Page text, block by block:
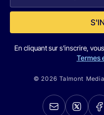
En cliquant sur s'inscrire,
Termes
© 2026 Talmont